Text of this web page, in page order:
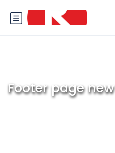
Footer page new